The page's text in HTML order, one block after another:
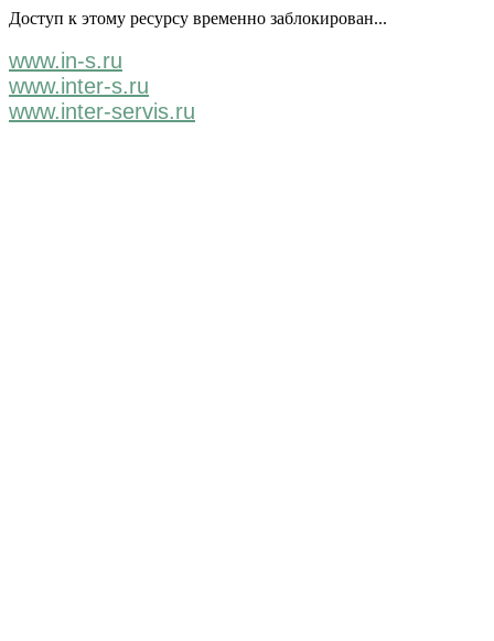
Доступ к этому ресурсу временно заблокирован...
www.in-s.ru
www.inter-s.ru
www.inter-servis.ru